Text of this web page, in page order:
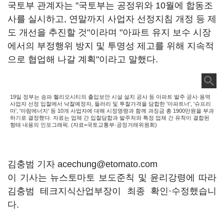
국토부 관계자는 "국토부는 공정위와 10월에 합동조
사를 실시하고, 연말까지 사업자 선정지침 개정 등 제
도 개선을 추진할 것"이라며 "아파트 유지 보수 시장
에서의 부정행위 방지 및 투명성 제고를 위해 지속적
으로 협업해 나갈 계획"이라고 말했다.
19일 정부는 송파 헬리오시티의 출입보안 시설 설치 공사 등 아파트 발주 공사·용역
사업자 선정 입찰에서 낙찰예정자, 들러리 및 투찰가격을 담합한 '아파트너', '슈프리
마', '아람에너지' 등 10개 사업자에 대해 시정명령과 함께 과징금 총 1900만원을 부과
하기로 결정했다. 자료는 업체 간 입찰담합과 발주처와 특정 업체 간 유착이 결합된
형태 내용의 인포그래픽. (자료=국토교통부·공정거래위원회)
김충범 기자 acechung@etomato.com
이 기사는 뉴스토마토 보도준칙 및 윤리강령에 따라
김충범 테크지식산업부장이 최종 확인·수정했습니
다.